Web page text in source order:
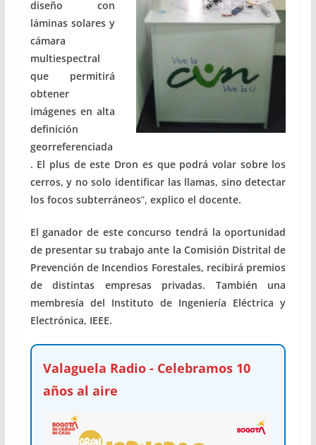
diseño con
láminas solares y
cámara
multiespectral
que permitirá
obtener
imágenes en alta
definición
georreferenciada
. El plus de este Dron es que podrá volar sobre los
cerros, y no solo identificar las llamas, sino detectar
los focos subterráneos”, explico el docente.
El ganador de este concurso tendrá la oportunidad
de presentar su trabajo ante la Comisión Distrital de
Prevención de Incendios Forestales, recibirá premios
de distintas empresas privadas. También una
membresía del Instituto de Ingeniería Eléctrica y
Electrónica, IEEE.
Valaguela Radio - Celebramos 10
años al aire